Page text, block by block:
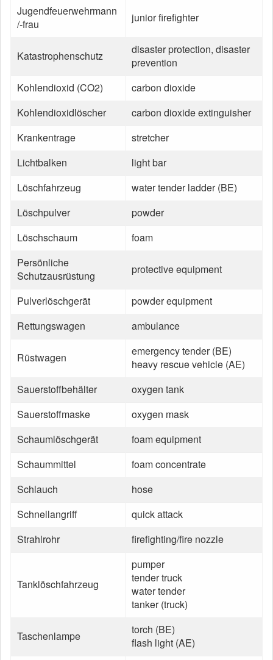
Jugendfeuerwehrmann
/-frau
junior firefighter
Katastrophenschutz
disaster protection, disaster
prevention
Kohlendioxid (CO2)
carbon dioxide
Kohlendioxidlöscher
carbon dioxide extinguisher
Krankentrage
stretcher
Lichtbalken
light bar
Löschfahrzeug
water tender ladder (BE)
Löschpulver
powder
Löschschaum
foam
Persönliche
Schutzausrüstung
protective equipment
Pulverlöschgerät
powder equipment
Rettungswagen
ambulance
Rüstwagen
emergency tender (BE)
heavy rescue vehicle (AE)
Sauerstoffbehälter
oxygen tank
Sauerstoffmaske
oxygen mask
Schaumlöschgerät
foam equipment
Schaummittel
foam concentrate
Schlauch
hose
Schnellangriff
quick attack
Strahlrohr
firefighting/fire nozzle
Tanklöschfahrzeug
pumper
tender truck
water tender
tanker (truck)
Taschenlampe
torch (BE)
flash light (AE)